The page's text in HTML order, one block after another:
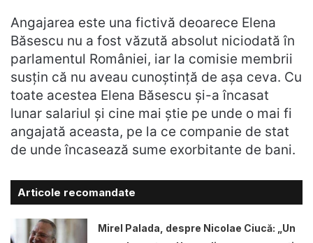
Angajarea este una fictivă deoarece Elena
Băsescu nu a fost văzută absolut niciodată în
parlamentul României, iar la comisie membrii
susțin că nu aveau cunoștință de așa ceva. Cu
toate acestea Elena Băsescu și-a încasat
lunar salariul și cine mai știe pe unde o mai fi
angajată aceasta, pe la ce companie de stat
de unde încasează sume exorbitante de bani.
Articole recomandate
Mirel Palada, despre Nicolae Ciucă: „Un